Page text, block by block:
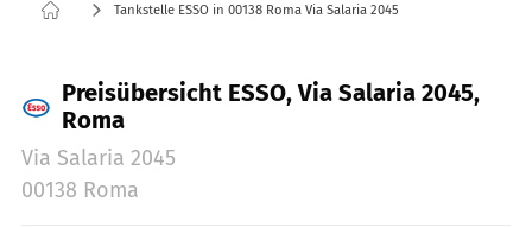
Tankstelle ESSO in 00138 Roma Via Salaria 2045
Preisübersicht ESSO, Via Salaria 2045,
Roma
Via Salaria 2045
00138 Roma